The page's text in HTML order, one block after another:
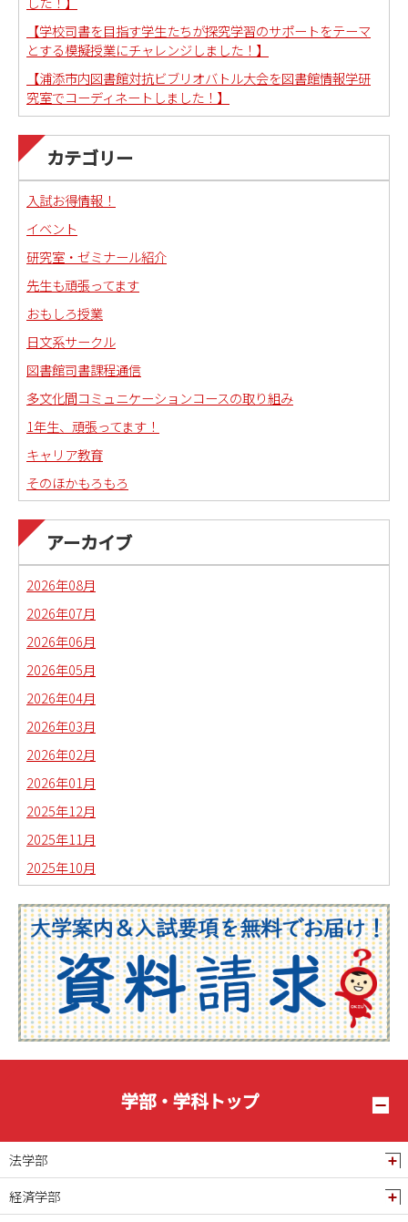
【学校司書を目指す学生たちが探究学習のサポートをテーマ
とする模擬授業にチャレンジしました！】
【浦添市内図書館対抗ビブリオバトル大会を図書館情報学研
究室でコーディネートしました！】
カテゴリー
入試お得情報！
イベント
研究室・ゼミナール紹介
先生も頑張ってます
おもしろ授業
日文系サークル
図書館司書課程通信
多文化間コミュニケーションコースの取り組み
1年生、頑張ってます！
キャリア教育
そのほかもろもろ
日本語教育副専攻課程通信(日本語教師)
琉球沖縄文化コースの取り組み
アーカイブ
2026年08月
2026年07月
2026年06月
2026年05月
2026年04月
2026年03月
2026年02月
2026年01月
2025年12月
2025年11月
2025年10月
2025年08月
2025年07月
2025年06月
2025年05月
2025年04月
2025年03月
2024年12月
2024年11月
2024年10月
学部・学科トップ
法学部
経済学部